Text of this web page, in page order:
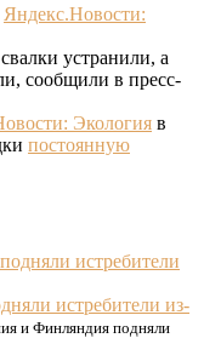
Яндекс.Новости:
устранили, а
сообщили в пресс-
Экология в
постоянную
истребители из-
и Финляндия подняли